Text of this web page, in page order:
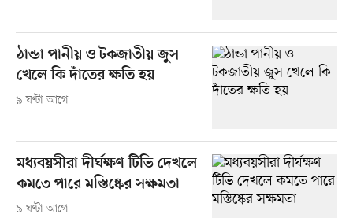
ঠান্ডা পানীয় ও টকজাতীয় জুস
খেলে কি দাঁতের ক্ষতি হয়
৯ ঘণ্টা আগে
মধ্যবয়সীরা দীর্ঘক্ষণ টিভি দেখলে
কমতে পারে মস্তিষ্কের সক্ষমতা
৯ ঘণ্টা আগে